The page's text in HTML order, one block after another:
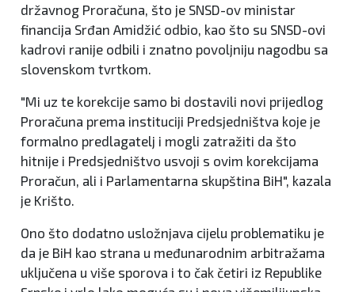
državnog Proračuna, što je SNSD-ov ministar
financija Srđan Amidžić odbio, kao što su SNSD-ovi
kadrovi ranije odbili i znatno povoljniju nagodbu sa
slovenskom tvrtkom.
"Mi uz te korekcije samo bi dostavili novi prijedlog
Proračuna prema instituciji Predsjedništva koje je
formalno predlagatelj i mogli zatražiti da što
hitnije i Predsjedništvo usvoji s ovim korekcijama
Proračun, ali i Parlamentarna skupština BiH", kazala
je Krišto.
Ono što dodatno usložnjava cijelu problematiku je
da je BiH kao strana u međunarodnim arbitražama
uključena u više sporova i to čak četiri iz Republike